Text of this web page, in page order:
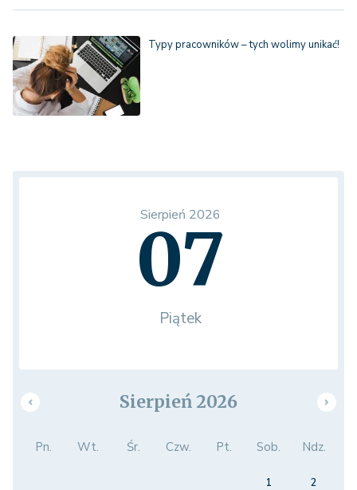
Typy pracowników – tych wolimy unikać!
Sierpień 2026
07
Piątek
Sierpień 2026
Pn. Wt. Śr. Czw. Pt. Sob. Ndz.
1
2